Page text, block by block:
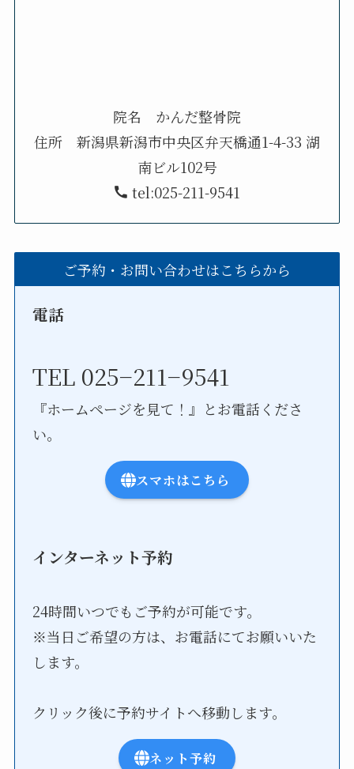
院名 かんだ整骨院
住所 新潟県新潟市中央区弁天橋通1-4-33 湖
南ビル102号
tel:025-211-9541
ご予約・お問い合わせはこちらから
電話
TEL 025−211−9541
『ホームページを見て！』とお電話くださ
い。
スマホはこちら
インターネット予約
24時間いつでもご予約が可能です。
※当日ご希望の方は、お電話にてお願いいた
します。
クリック後に予約サイトへ移動します。
ネット予約